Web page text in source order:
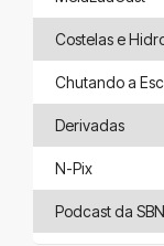
Costelas e
Chutando a
Derivadas
N-Pix
Podcast da SBN